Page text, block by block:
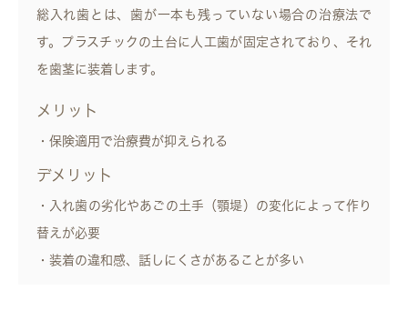
総入れ歯とは、歯が一本も残っていない場合の治療法で
す。プラスチックの土台に人工歯が固定されており、それ
を歯茎に装着します。
メリット
・保険適用で治療費が抑えられる
デメリット
・入れ歯の劣化やあごの土手（顎堤）の変化によって作り
替えが必要
・装着の違和感、話しにくさがあることが多い